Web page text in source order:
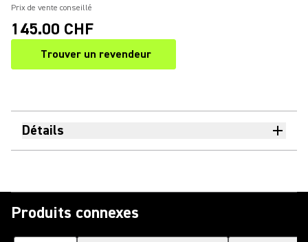
Prix de vente conseillé
145.00 CHF
Trouver un revendeur
(Opens in a new tab)
Détails
Produits connexes